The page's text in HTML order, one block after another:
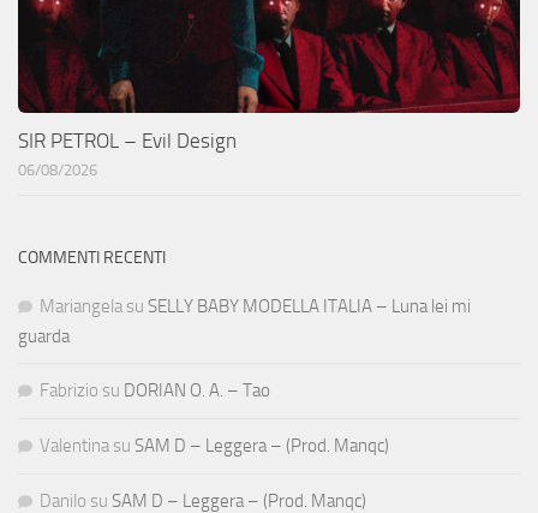
SIR PETROL – Evil Design
06/08/2026
COMMENTI RECENTI
Mariangela su SELLY BABY MODELLA ITALIA – Luna lei mi
guarda
Fabrizio su DORIAN O. A. – Tao
Valentina su SAM D – Leggera – (Prod. Manqc)
Danilo su SAM D – Leggera – (Prod. Manqc)